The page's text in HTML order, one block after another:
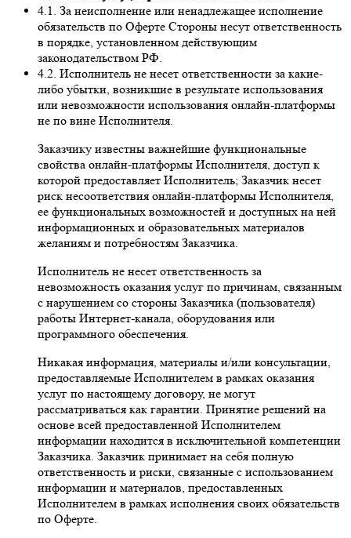
4.1. За неисполнение или ненадлежащее исполнение
обязательств по Оферте Стороны несут ответственность
в порядке, установленном действующим
законодательством РФ.
4.2. Исполнитель не несет ответственности за какие-
либо убытки, возникшие в результате использования
или невозможности использования онлайн-платформы
не по вине Исполнителя.
Заказчику известны важнейшие функциональные
свойства онлайн-платформы Исполнителя, доступ к
которой предоставляет Исполнитель; Заказчик несет
риск несоответствия онлайн-платформы Исполнителя,
ее функциональных возможностей и доступных на ней
информационных и образовательных материалов
желаниям и потребностям Заказчика.
Исполнитель не несет ответственность за
невозможность оказания услуг по причинам, связанным
с нарушением со стороны Заказчика (пользователя)
работы Интернет-канала, оборудования или
программного обеспечения.
Никакая информация, материалы и/или консультации,
предоставляемые Исполнителем в рамках оказания
услуг по настоящему договору, не могут
рассматриваться как гарантии. Принятие решений на
основе всей предоставленной Исполнителем
информации находится в исключительной компетенции
Заказчика. Заказчик принимает на себя полную
ответственность и риски, связанные с использованием
информации и материалов, предоставленных
Исполнителем в рамках исполнения своих обязательств
по Оферте.